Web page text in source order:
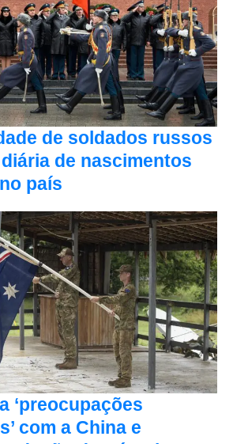
de soldados russos
de nascimentos
país
‘preocupações
com a China e